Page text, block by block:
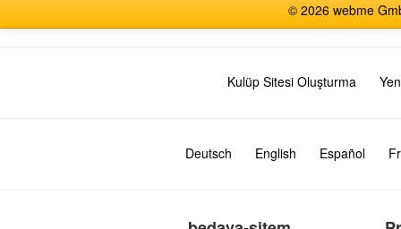
© 2026 webme
Kulüp Sitesi Oluşturma
Deutsch English Español